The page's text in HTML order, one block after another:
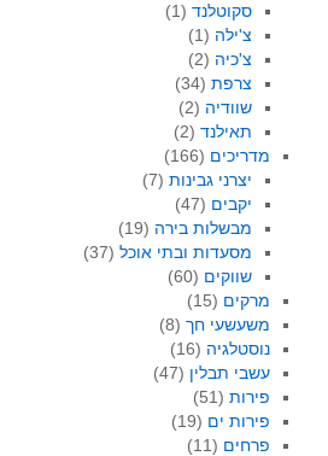
סקוטלנד (1)
צ'ילה (1)
צ'כיה (2)
צרפת (34)
שוודיה (2)
תאילנד (2)
מדריכים (166)
יצרני גבינות (7)
יקבים (47)
מבשלות בירה (19)
מסעדות ובתי אוכל (37)
שווקים (60)
מרקים (15)
משעשעי חך(8)
נוסטלגיה (16)
עשבי תבלין (47)
פירות(51)
פירות ים (19)
פרחים (11)